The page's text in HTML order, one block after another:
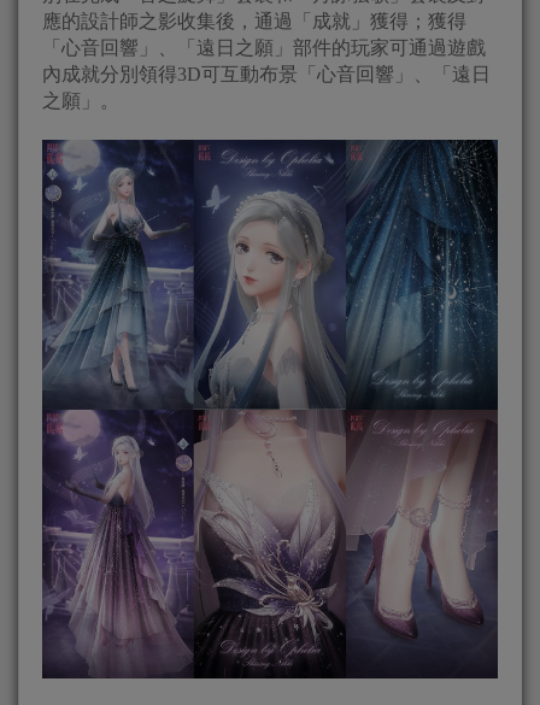
應的設計師之影收集後，通過「成就」獲得；獲得
「心音回響」、「遠日之願」部件的玩家可通過遊戲
內成就分別領得3D可互動布景「心音回響」、「遠日
之願」。